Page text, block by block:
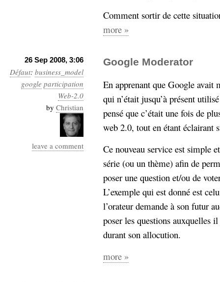
Comment sortir de cette
more »
26 Sep 2008, 3:06
Défaut: business_model
google participation
Web-2.0
by Christian
leave a comment
Google Moderator
En apprenant que Google
qui n’était jusqu’à présent
pensé que c’était une fois de
web 2.0, tout en étant éclairant
Ce nouveau service est simple
série (ou un thème) afin de
poser une question et/ou de
L’exemple qui est donné est
l’orateur demande à son futur
poser les questions auxquelles
durant son allocution.
more »